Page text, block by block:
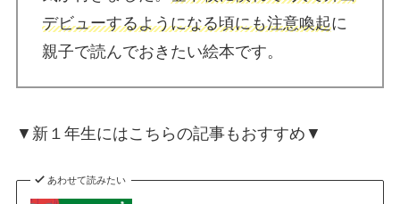
デビューするようになる頃にも注意喚起に
親子で読んでおきたい絵本です。
▼新１年生にはこちらの記事もおすすめ▼
あわせて読みたい